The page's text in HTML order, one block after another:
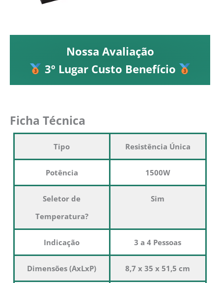
Nossa Avaliação
3º Lugar Custo Benefício
Ficha Técnica
Tipo Resistência Única
Potência 1500W
Seletor de
Temperatura?
Sim
Indicação 3 a 4 Pessoas
Dimensões (AxLxP) 8,7 x 35 x 51,5 cm